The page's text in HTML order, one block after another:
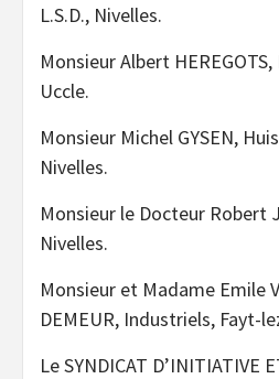
L.S.D., Nivelles.
Monsieur Albert
Uccle.
Monsieur Michel GYSEN,
Nivelles.
Monsieur le Docteur Robert
Nivelles.
Monsieur et Madame Emile
DEMEUR, Industriels, Fayt-
Le SYNDICAT D’INITIATIVE